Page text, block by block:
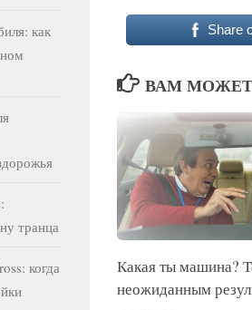
Share
ВАМ МОЖЕТ
Какая ты машина?
неожиданным
как
транца
когда